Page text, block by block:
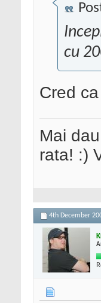
cu
Cred
Mai
rata! :)
4th December